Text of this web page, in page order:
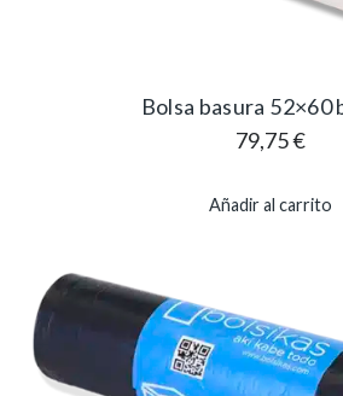
Bolsa basura 52×60
79,75€
Añadir al carrito